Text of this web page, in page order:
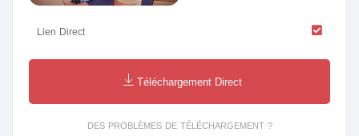
Lien Direct
Téléchargement Direct
DES PROBLÈMES DE TÉLÉCHARGEMENT ?